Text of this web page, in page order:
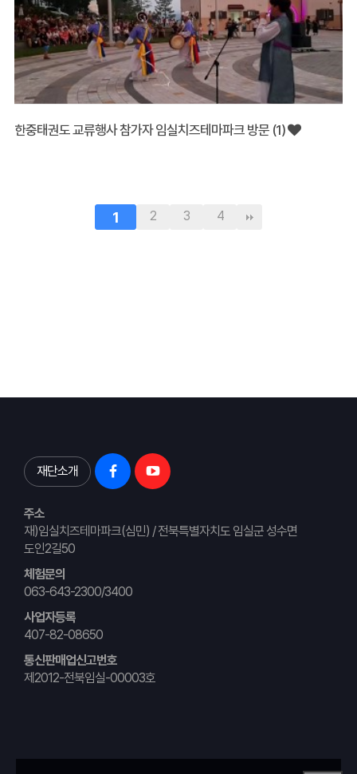
한중태권도 교류행사 참가자 임실치즈테마파크 방문 (1)
1 2 3 4
재단소개
주소
재)임실치즈테마파크(심민) / 전북특별자치도 임실군 성수면
도인2길50
체험문의
063-643-2300/3400
사업자등록
407-82-08650
통신판매업신고번호
제2012-전북임실-00003호